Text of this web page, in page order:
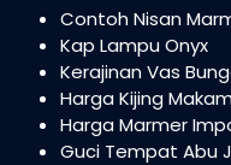
Contoh Nisan
Kap Lampu Onyx
Kerajinan Vas
Harga Kijing
Harga Marmer
Guci Tempat Abu